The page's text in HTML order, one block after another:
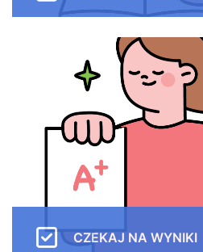
świetnie moduły
filmów interaktywnych i
CZEKAJ NA WYNIKI